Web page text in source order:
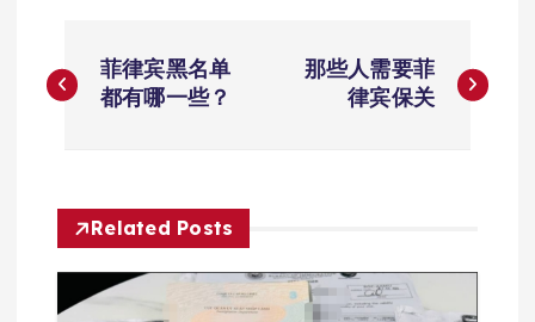
章
航
菲律宾黑名单
都有哪一些？
那些人需要菲
律宾保关
Related Posts